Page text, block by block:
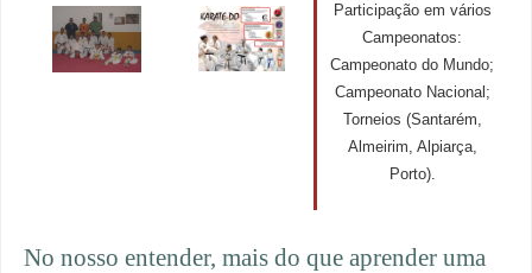
Participação em vários
Campeonatos:
Campeonato do Mundo;
Campeonato Nacional;
Torneios (Santarém,
Almeirim, Alpiarça,
Porto).
No nosso entender, mais do que aprender uma